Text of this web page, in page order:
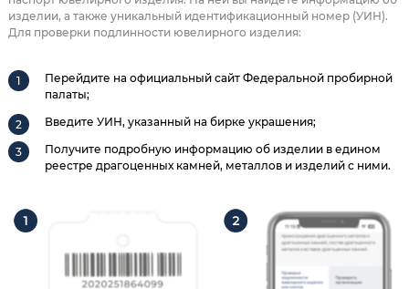
изделии, а также уникальный идентификационный номер (УИН).
Для проверки подлинности ювелирного изделия:
Перейдите на официальный сайт Федеральной пробирной
палаты;
Введите УИН, указанный на бирке украшения;
Получите подробную информацию об изделии в едином
реестре драгоценных камней, металлов и изделий с ними.